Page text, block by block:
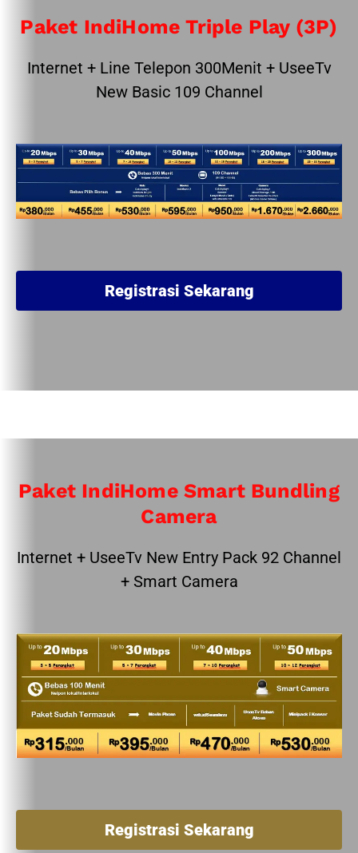
Paket IndiHome Triple Play (3P)
Internet + Line Telepon 300Menit + UseeTv
New Basic 109 Channel
Registrasi Sekarang
Paket IndiHome Smart Bundling
Camera
Internet + UseeTv New Entry Pack 92 Channel
+ Smart Camera
Registrasi Sekarang